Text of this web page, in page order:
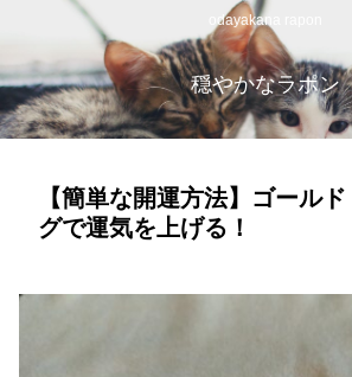
odayakana rapon
穏やかなラポン
【簡単な開運方法】ゴール
グで運気を上げる！